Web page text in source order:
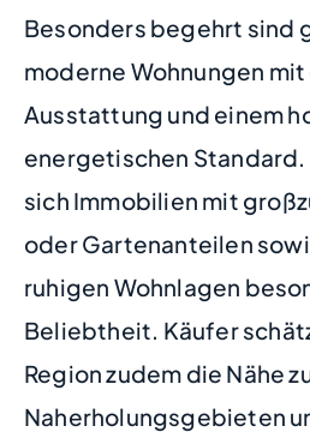
Besonders begehrt sind
moderne Wohnungen
Ausstattung und einem
energetischen
sich Immobilien mit
oder Gartenanteilen
ruhigen Wohnlagen
Beliebtheit. Käufer
Region zudem die Nähe
Naherholungsgebieten